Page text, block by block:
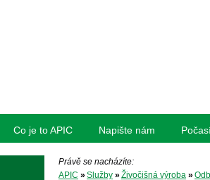
Co je to APIC Napište nám
Právě se nacházíte:
APIC » Služby » Živočišná výroba »